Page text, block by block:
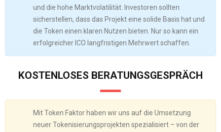
und die hohe Marktvolatilität. Investoren sollten
sicherstellen, dass das Projekt eine solide Basis hat und
die Token einen klaren Nutzen bieten. Nur so kann ein
erfolgreicher ICO langfristigen Mehrwert schaffen.
KOSTENLOSES BERATUNGSGESPRÄCH
Mit Token Faktor haben wir uns auf die Umsetzung
neuer Tokenisierungsprojekten spezialisiert – von der